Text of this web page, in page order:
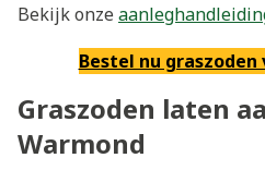
Bekijk onze
Bestel nu
Graszoden laten
Warmond